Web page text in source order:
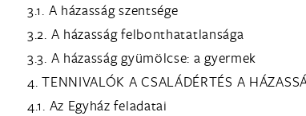
3.1. A házasság szentsége
3.2. A házasság felbonthatatlansága
3.3. A házasság gyümölcse: a gyermek
4. TENNIVALÓK A CSALÁDÉRTÉS A
4.1. Az Egyház feladatai